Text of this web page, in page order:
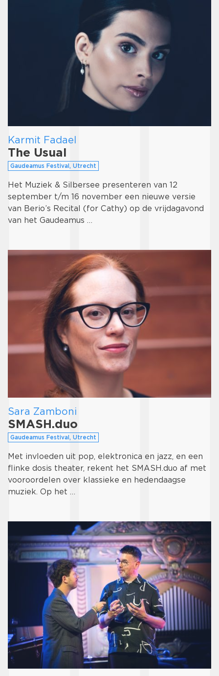
Karmit Fadael
The Usual
Gaudeamus Festival, Utrecht
Het Muziek & Silbersee presenteren van 12
september t/m 16 november een nieuwe versie
van Berio’s Recital (for Cathy) op de vrijdagavond
van het Gaudeamus …
Sara Zamboni
SMASH.duo
Gaudeamus Festival, Utrecht
Met invloeden uit pop, elektronica en jazz, en een
flinke dosis theater, rekent het SMASH.duo af met
vooroordelen over klassieke en hedendaagse
muziek. Op het …